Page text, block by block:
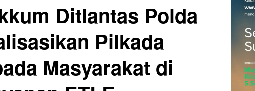
Ditlantas Polda
Pilkada
Masyarakat di